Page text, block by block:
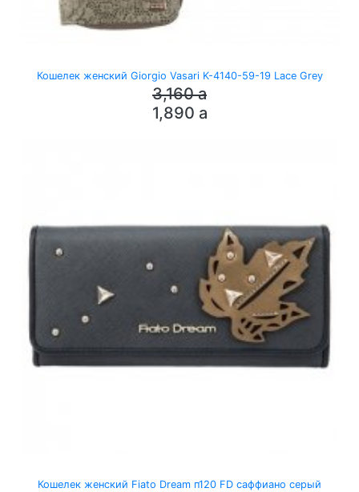
Кошелек женский Giorgio Vasari K-4140-59-19 Lace Grey
3,160a
1,890 a
Кошелек женский Fiato Dream п120 FD саффиано серый